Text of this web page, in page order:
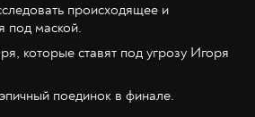
происходящее и
под маской.
которые ставят под угрозу Игоря
поединок в финале.